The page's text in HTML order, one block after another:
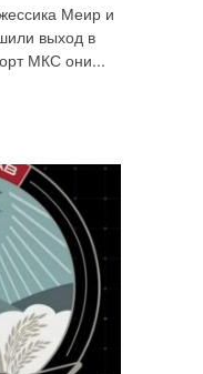
Меир и
выход в
МКС они...